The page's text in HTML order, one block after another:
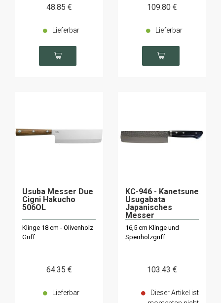
48.85 €
Lieferbar
109.80 €
Lieferbar
Usuba Messer Due
Cigni Hakucho
506OL
Klinge 18 cm - Olivenholz
Griff
64.35 €
Lieferbar
KC-946 - Kanetsune
Usugabata
Japanisches
Messer
16,5 cm Klinge und
Sperrholzgriff
103.43 €
Dieser Artikel ist